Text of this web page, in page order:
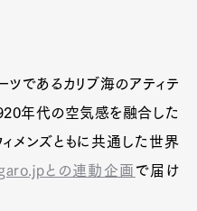
ツであるカリブ海のアティテ
年代の空気感を融合した
ィメンズともに共通した世界
との連動企画 で届け